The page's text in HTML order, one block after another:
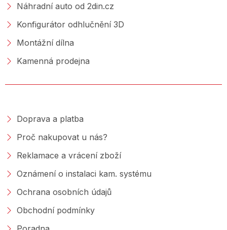
Náhradní auto od 2din.cz
Konfigurátor odhlučnění 3D
Montážní dílna
Kamenná prodejna
Doprava a platba
Proč nakupovat u nás?
Reklamace a vrácení zboží
Oznámení o instalaci kam. systému
Ochrana osobních údajů
Obchodní podmínky